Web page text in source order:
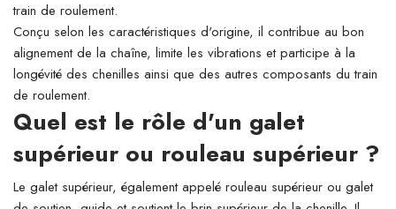
train de roulement.
Conçu selon les caractéristiques d'origine, il contribue au bon
alignement de la chaîne, limite les vibrations et participe à la
longévité des chenilles ainsi que des autres composants du train
de roulement.
Quel est le rôle d'un galet
supérieur ou rouleau supérieur ?
Le galet supérieur, également appelé rouleau supérieur ou galet